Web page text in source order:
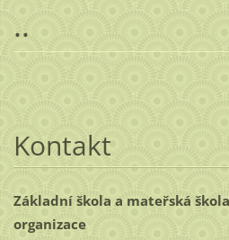
..
Kontakt
Základní škola a mateřská
organizace